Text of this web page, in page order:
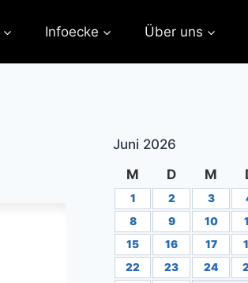
Infoecke Über uns
Juni 2026
M
D M
1 2 3
8
9 10
15
16 17
22
23 24